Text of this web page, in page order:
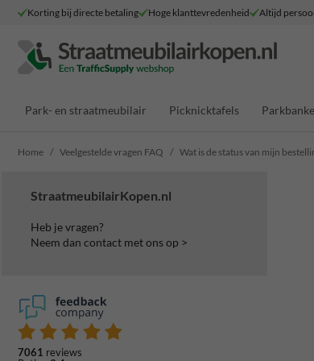
Korting bij directe betaling Hoge klanttevredenheid Altijd
Park- en straatmeubilair Picknicktafels
Home Veelgestelde vragen FAQ Wat is de status van mijn
StraatmeubilairKopen.nl
Heb je vragen?
Neem dan contact met ons op >
7061 reviews